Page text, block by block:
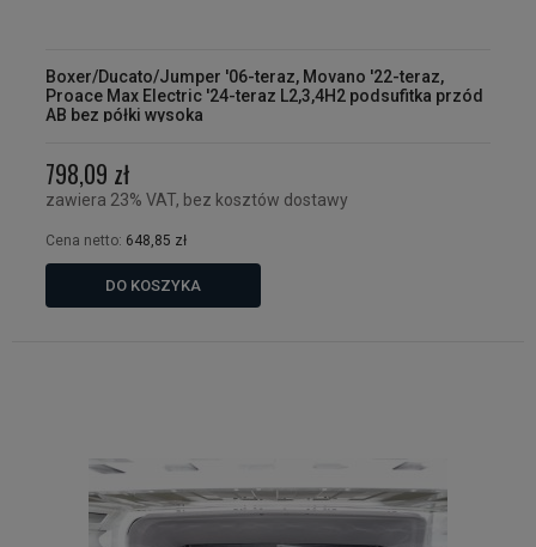
Boxer/Ducato/Jumper '06-teraz, Movano '22-teraz,
Proace Max Electric '24-teraz L2,3,4H2 podsufitka przód
AB bez półki wysoka
798,09 zł
zawiera 23% VAT, bez kosztów dostawy
Cena netto: 648,85 zł
DO KOSZYKA